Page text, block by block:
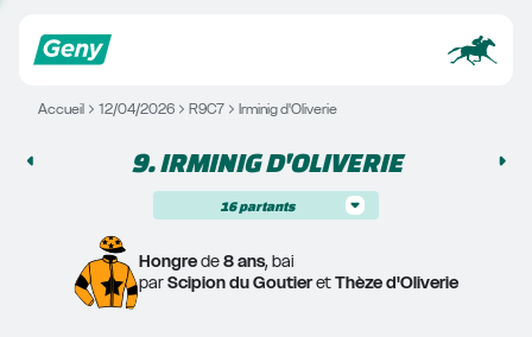
Accueil 12/04/2026 R9C7 Irminig d'Oliverie
9. IRMINIG D'OLIVERIE
16 partants
Hongre de 8 ans, bai
par Scipion du Goutier et Thèze d'Oliverie